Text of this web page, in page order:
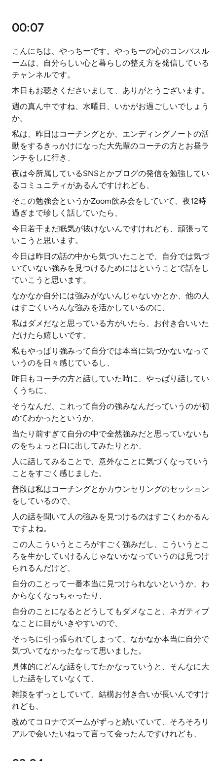
00:07
こんにちは、やっちーです。やっちーの心のコンパスル
ームは、自分らしい心と暮らしの整え方を発信している
チャンネルです。
本日もお聴きくださいまして、ありがとうございます。
週の真ん中ですね、水曜日、いかがお過ごしいでしょう
か。
私は、昨日はコーチングとか、エンディングノートの活
動をするきっかけになった大先輩のコーチの方とお昼ラ
ンチをしに行き、
夜は今所属しているSNSとかブログの発信を勉強してい
るコミュニティがあるんですけれども、
そこの勉強会というかZoom飲み会をしていて、夜12時
過ぎまで珍しく話していたら、
今日若干まだ眠気が抜けないんですけれども、頑張って
いこうと思います。
今日は昨日の話の中から気づいたことで、自分では気づ
いていない強みを見つけるためにはということで話をし
ていこうと思います。
なかなか自分には強みがないんじゃないかとか、他の人
はすごくいろんな強みを活かしているのに、
私はダメだなと思っている方がいたら、お付き合いいた
だけたら嬉しいです。
私もやっぱり強みって自分では本当に気づかないなって
いうのを日々感じているし、
昨日もコーチの方と話していた時に、やっぱり話してい
くうちに、
そうなんだ、これって自分の強みなんだっていうのが初
めてわかったというか、
当たり前すぎて自分の中で全然強みだと思っていないも
のをちょっと口に出してみたりとか、
人に話してみることで、意外なことに気づくなっていう
ことをすごく感じました。
普段は私はコーチングとかカウンセリングのセッション
をしているので、
人の話を聞いて人の強みを見つけるのはすごくわかるん
ですよね。
この人こういうところがすごく強みだし、こういうとこ
ろを生かしていけるんじゃないかなっていうのは見つけ
られるんだけど、
自分のことって一番本当に見つけられないというか、わ
からなくなっちゃったり、
自分のことになるとどうしてもダメなこと、ネガティブ
なことに目がいきやすいので、
そっちに引っ張られてしまって、なかなか本当に自分で
気づいてなかったなって思いました。
具体的にどんな話をしてたかなっていうと、そんなに大
した話をしていなくて、
雑談をずっとしていて、結構お付き合いが長いんですけ
れども、
改めてコロナでズームがずっと続いていて、そろそろリ
アルで会いたいねって言って会ったんですけれども、